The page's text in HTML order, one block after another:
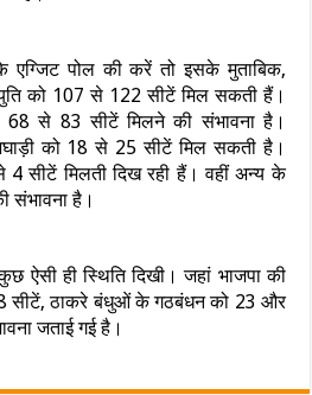
एग्जिट पोल की करें तो इसके मुताबिक,
को 107 से 122 सीटें मिल सकती हैं।
से 83 सीटें मिलने की संभावना है।
को 18 से 25 सीटें मिल सकती है।
4 सीटें मिलती दिख रही हैं। वहीं अन्य के
संभावना है।
ऐसी ही स्थिति दिखी। जहां भाजपा की
सीटें, ठाकरे बंधुओं के गठबंधन को 23 और
जताई गई है।